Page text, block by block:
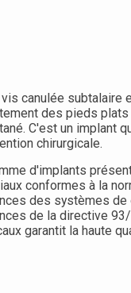
canulée subtalaire
des pieds
C'est un implant
chirurgicale.
d'implants
conformes à la
des systèmes
de la directive
garantit la haute